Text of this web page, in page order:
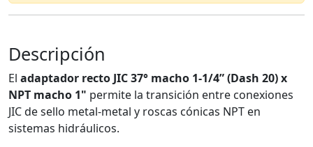
Descripción
El adaptador recto JIC 37° macho 1-1/4” (Dash 20) x
NPT macho 1" permite la transición entre conexiones
JIC de sello metal-metal y roscas cónicas NPT en
sistemas hidráulicos.